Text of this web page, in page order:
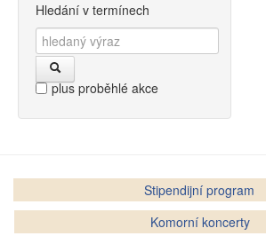
Hledání v termínech
plus proběhlé akce
Stipendijní program
Komorní koncerty